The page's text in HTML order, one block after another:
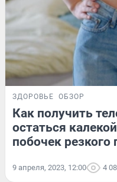
ЗДОРОВЬЕ ОБЗОР
Как получить
остаться
побочек резкого
9 апреля, 2023, 12:00 4